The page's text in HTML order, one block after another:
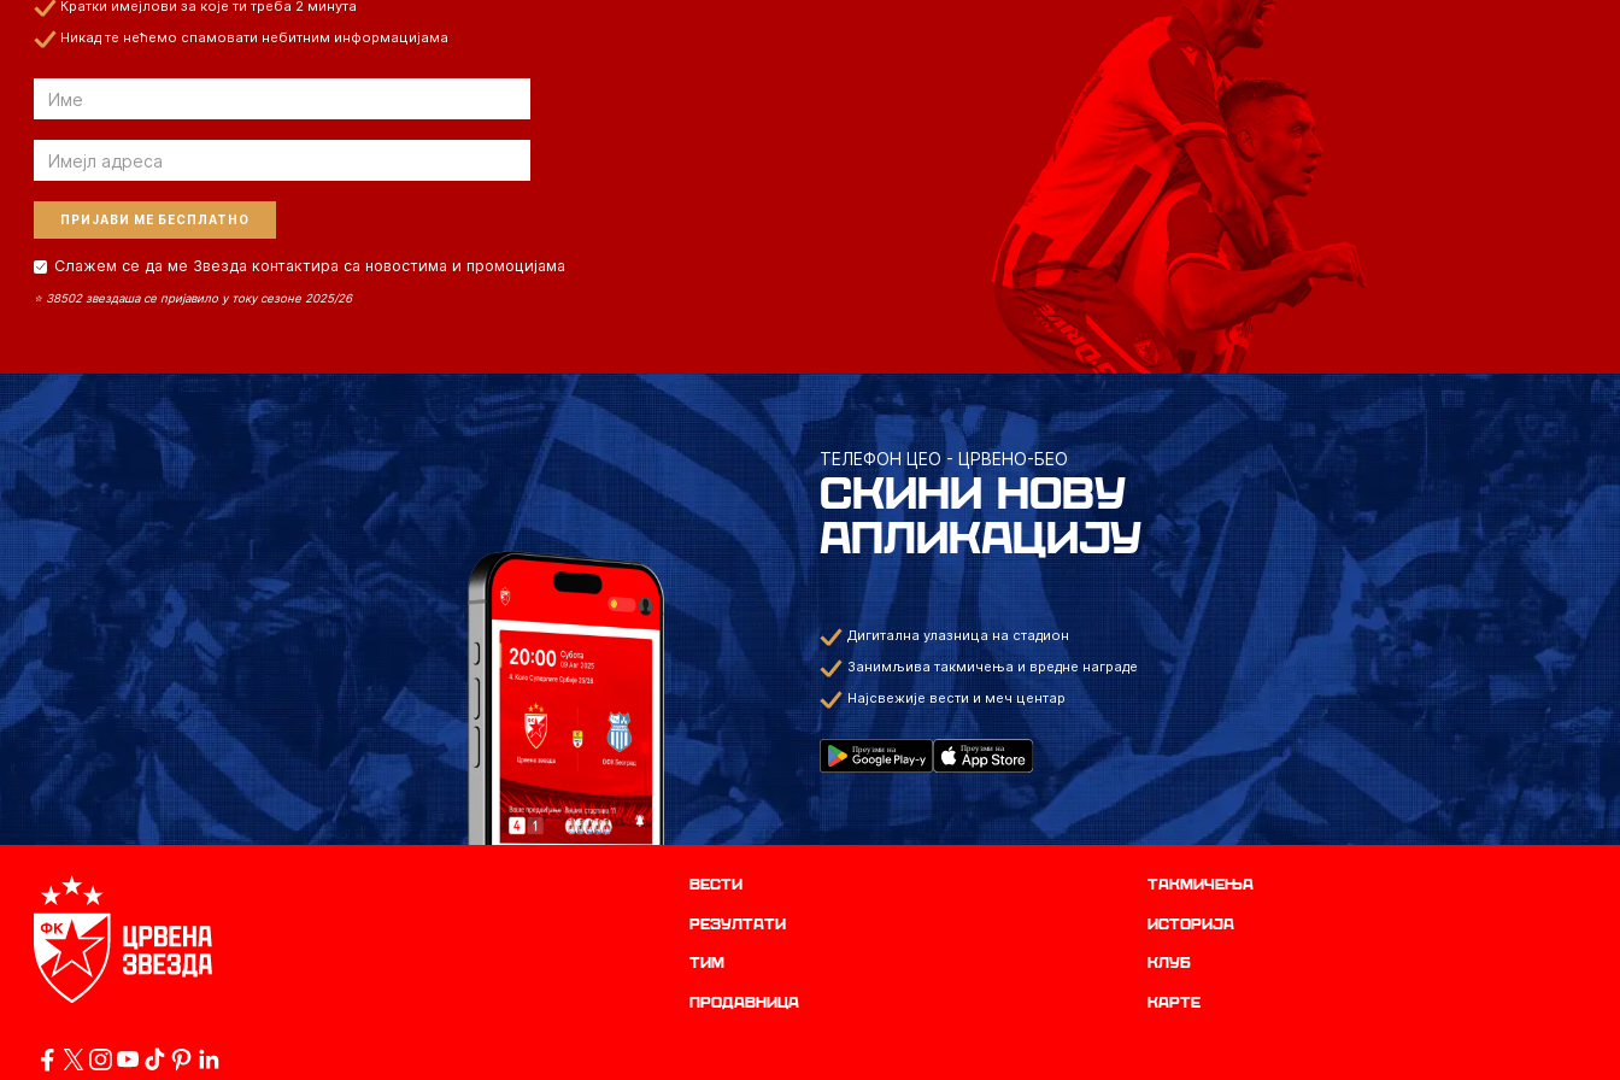
Кратки имејлови за које ти треба 2 минута
Никад те нећемо спамовати небитним информацијама
Email
Email
Слажем се да ме Звезда контактира са новостима и промоцијама
⭐ 38502 звездаша се пријавило у току сезоне 2025/26
ТЕЛЕФОН ЦЕО - ЦРВЕНО-БЕО
СКИНИ НОВУ
АПЛИКАЦИЈУ
Дигитална улазница на стадион
Занимљива такмичења и вредне награде
Најсвежије вести и меч центар
Вести Такмичења
резултати историја
ТИМ Клуб
продавница Карте